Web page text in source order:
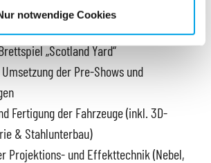
notwendige Cookies
Story-Board
in Anlehnung an das
„Scotland Yard“
der Pre-Shows und
Fertigung der Fahrzeuge (inkl. 3D-
& Stahlunterbau)
Projektions- und Effekttechnik (Nebel,